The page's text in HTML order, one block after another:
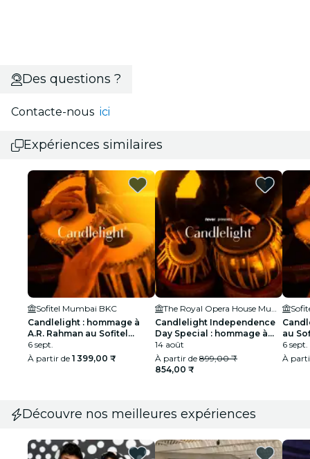
Des questions ?
Contacte-nous ici
Expériences similaires
Sofitel Mumbai BKC
Candlelight : hommage à
A.R. Rahman au Sofitel
Mumbai BKC
6 sept.
À partir de 1 399,00 ₹
The Royal Opera House Mumbai
Candlelight Independence
Day Special : hommage à
A.R. Rahman au Royal Opera
House
14 août
À partir de 899,00 ₹
854,00 ₹
au
6 sept.
À
Découvre nos meilleures expériences